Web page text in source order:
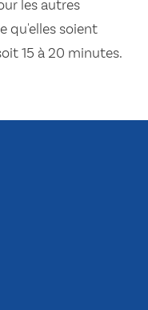
les autres
qu'elles soient
15 à 20 minutes.